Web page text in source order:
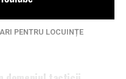
PENTRU LOCUINȚE